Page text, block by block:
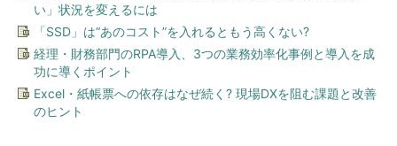
い」状況を変えるには
「SSD」は“あのコスト”を入れるともう高くない?
経理・財務部門のRPA導入、3つの業務効率化事例と導入を成
功に導くポイント
Excel・紙帳票への依存はなぜ続く? 現場DXを阻む課題と改善
のヒント